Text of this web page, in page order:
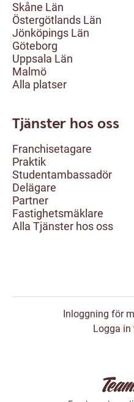
Skåne Län
Östergötlands Län
Jönköpings Län
Göteborg
Uppsala Län
Malmö
Alla platser
Tjänster hos oss
Franchisetagare
Praktik
Studentambassadör
Delägare
Partner
Fastighetsmäklare
Alla Tjänster hos oss
Inloggning för
Logga in